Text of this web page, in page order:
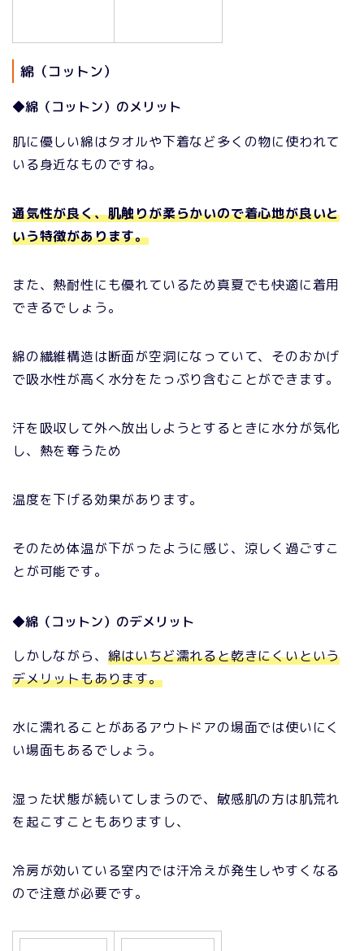
綿（コットン）
◆綿（コットン）のメリット
肌に優しい綿はタオルや下着など多くの物に使われて
いる身近なものですね。
通気性が良く、肌触りが柔らかいので着心地が良いと
いう特徴があります。
また、熱耐性にも優れているため真夏でも快適に着用
できるでしょう。
綿の繊維構造は断面が空洞になっていて、そのおかげ
で吸水性が高く水分をたっぷり含むことができます。
汗を吸収して外へ放出しようとするときに水分が気化
し、熱を奪うため
温度を下げる効果があります。
そのため体温が下がったように感じ、涼しく過ごすこ
とが可能です。
◆綿（コットン）のデメリット
しかしながら、 綿はいちど濡れると乾きにくいという
デメリットもあります。
水に濡れることがあるアウトドアの場面では使いにく
い場面もあるでしょう。
湿った状態が続いてしまうので、敏感肌の方は肌荒れ
を起こすこともありますし、
冷房が効いている室内では汗冷えが発生しやすくなる
ので注意が必要です。